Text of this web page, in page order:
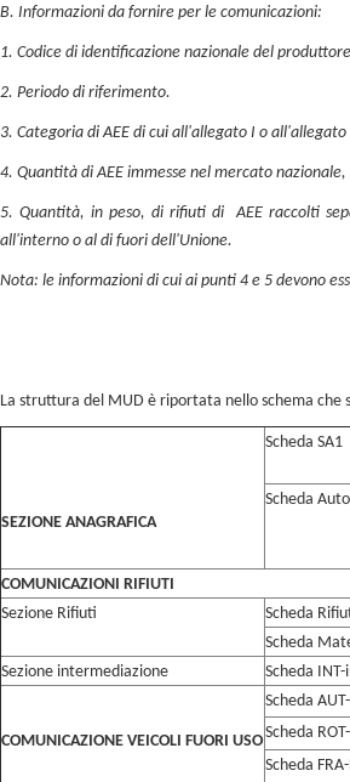
B. Informazioni da fornire per le comunicazioni:
1. Codice di identificazione nazionale del
2. Periodo di riferimento.
3. Categoria di AEE di cui all'allegato I o
4. Quantità di AEE immesse nel mercato nazionale,
5. Quantità, in peso, di rifiuti di AEE raccolti
all'interno o al di fuori dell'Unione.
Nota: le informazioni di cui ai punti 4 e 5 devono
La struttura del MUD è riportata nello schema che
SEZIONE ANAGRAFICA
Scheda SA1
Scheda
COMUNICAZIONI RIFIUTI
Sezione Rifiuti
Scheda
Scheda
Sezione intermediazione
Scheda
COMUNICAZIONE VEICOLI FUORI USO
Scheda
Scheda
Scheda